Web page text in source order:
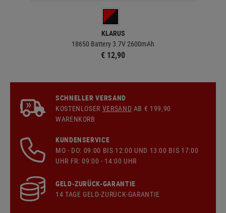
KLARUS
18650 Battery 3.7V 2600mAh
€ 12,90
SCHNELLER VERSAND
KOSTENLOSER VERSAND AB € 199,90
WARENKORB
KUNDENSERVICE
MO - DO: 09:00 BIS 12:00 UND 13:00 BIS 17:00
UHR FR: 09:00 - 14:00 UHR
GELD-ZURÜCK-GARANTIE
14 TAGE GELD-ZURÜCK-GARANTIE